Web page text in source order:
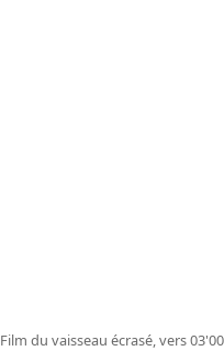
Film du vaisseau écrasé, vers 03'00